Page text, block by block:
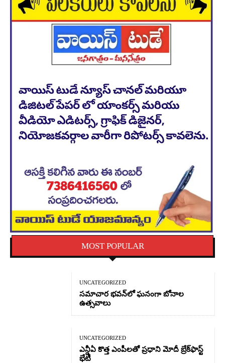
MOST POPULAR
UNCATEGORIZED
సమాచార భవన్‌లో ఘనంగా బోనాల
ఉత్సవాలు
UNCATEGORIZED
ఎన్డీఏ కొత్త ఎంపీలతో ప్రధాని మోదీ బ్రేక్‌ఫాస్ట్
భేటీ